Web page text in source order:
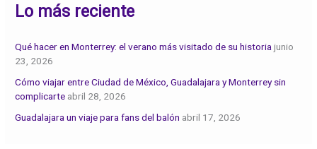
a
:
Lo más reciente
Qué hacer en Monterrey: el verano más visitado de su historia junio
23, 2026
Cómo viajar entre Ciudad de México, Guadalajara y Monterrey sin
complicarte abril 28, 2026
Guadalajara un viaje para fans del balón abril 17, 2026